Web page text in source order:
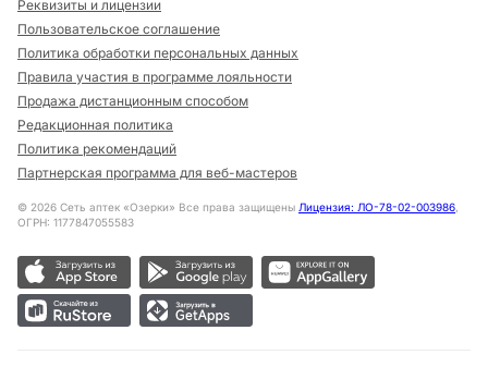
Реквизиты и лицензии
Пользовательское соглашение
Политика обработки персональных данных
Правила участия в программе лояльности
Продажа дистанционным способом
Редакционная политика
Политика рекомендаций
Партнерская программа для веб-мастеров
© 2026 Сеть аптек «Озерки» Все права защищены Лицензия: ЛО-78-02-003986,
ОГРН: 1177847055583